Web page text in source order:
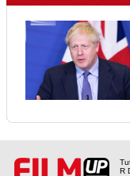
R